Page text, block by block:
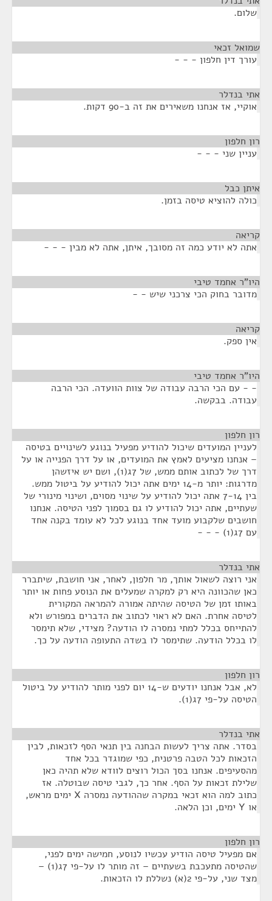
שלום.
שמואל זכאי
עורך דין חלפון - - -
אתי בנדלר
אוקיי, אז אנחנו משאירים את זה ב-90 דקות.
רון חלפון
עניין שני - - -
איתן כבל
כולה להוציא טיסה בזמן.
קריאה
אתה לא יודע כמה זה מסובך, איתן, אתה לא מבין - - -
היו"ר אחמד טיבי
מדובר בחוק הכי צרכני שיש - -
קריאה
אין ספק.
היו"ר אחמד טיבי
- - עם הכי הרבה עבודה של צוות הוועדה. הכי הרבה
עבודה. בבקשה.
רון חלפון
לעניין המועדים שיכול להודיע מפעיל בנוגע לשינויים בטיסה
– אנחנו מציעים לאמץ את המועדים, או על דרך הפנייה או על
דרך של לכתוב אותם ממש, של 7ג(1), ושם יש איזשהן
מדרגות: יותר מ-14 ימים אתה יכול להודיע על ביטול ממש.
בין 7-14 אתה יכול להודיע על שינוי מסוים, ושינוי מינורי של
שעתיים, אתה יכול להודיע לו גם בסמוך לפני הטיסה. אנחנו
חושבים שלקבוע מועד אחד בנוגע לכל לא עומד בקנה אחד
עם 7ג(1) - - -
אתי בנדלר
אני רוצה לשאול אותך, מר חלפון, לאחר, אני חושבת, שיתברר
כאן שהכוונה היא רק למקרה שמעלים את הנוסע פחות או יותר
באותו זמן של הטיסה שהיתה אמורה להמראה המקורית
לטיסה אחרת. האם לא ראוי לכתוב את הדברים במפורש ולא
להתייחס בכלל למתי נמסרה לו הודעה? מצידי, שלא תימסר
לו בכלל הודעה. שתימסר לו בשדה התעופה הודעה על כך.
רון חלפון
לא, אבל אנחנו יודעים ש-14 יום לפני מותר להודיע על ביטול
הטיסה על-פי 7ג(1).
אתי בנדלר
בסדר. אתה צריך לעשות הבחנה בין תנאי הסף לזכאות, לבין
הזכאות לכל הטבה פרטנית, כפי שמוגדר בכל אחד
מהסעיפים. אנחנו בסך הכול רוצים לוודא שלא תהיה כאן
שלילת זכאות על הסף. אחר כך, לגבי טיסה שבוטלה. אז
כתוב למה הוא זכאי במקרה שההודעה נמסרה X ימים מראש,
או Y ימים, וכן הלאה.
רון חלפון
אם מפעיל טיסה הודיע עכשיו לנוסע, חמישה ימים לפני,
שהטיסה מתעכבת בשעתיים – זה מותר לו על-פי 7ג(1) –
מצד שני, על-פי 2(א) נשללת לו הזכאות.